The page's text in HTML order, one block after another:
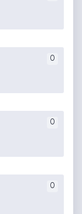
0
0
0